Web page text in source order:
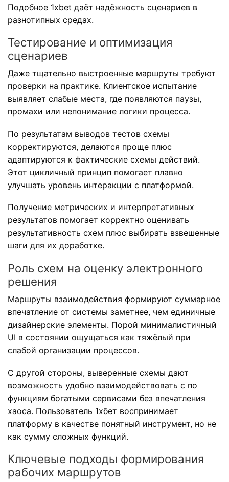
Подобное 1xbet даёт надёжность сценариев в
разнотипных средах.
Тестирование и оптимизация
сценариев
Даже тщательно выстроенные маршруты требуют
проверки на практике. Клиентское испытание
выявляет слабые места, где появляются паузы,
промахи или непонимание логики процесса.
По результатам выводов тестов схемы
корректируются, делаются проще плюс
адаптируются к фактические схемы действий.
Этот цикличный принцип помогает плавно
улучшать уровень интеракции с платформой.
Получение метрических и интерпретативных
результатов помогает корректно оценивать
результативность схем плюс выбирать взвешенные
шаги для их доработке.
Роль схем на оценку электронного
решения
Маршруты взаимодействия формируют суммарное
впечатление от системы заметнее, чем единичные
дизайнерские элементы. Порой минималистичный
UI в состоянии ощущаться как тяжёлый при
слабой организации процессов.
С другой стороны, выверенные схемы дают
возможность удобно взаимодействовать с по
функциям богатыми сервисами без впечатления
хаоса. Пользователь 1хбет воспринимает
платформу в качестве понятный инструмент, но не
как сумму сложных функций.
Ключевые подходы формирования
рабочих маршрутов